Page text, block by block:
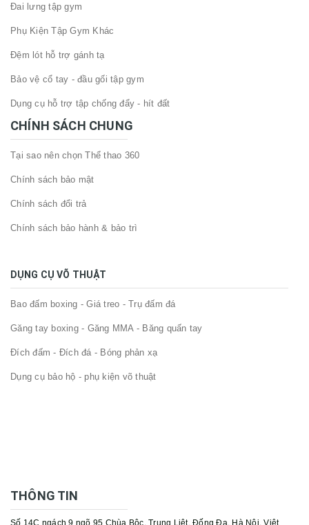
Đai lưng tập gym
Phụ Kiện Tập Gym Khác
Đệm lót hỗ trợ gánh tạ
Bảo vệ cổ tay - đầu gối tập gym
Dụng cụ hỗ trợ tập chống đẩy - hít đất
CHÍNH SÁCH CHUNG
Tại sao nên chọn Thể thao 360
Chính sách bảo mật
Chính sách đổi trả
Chính sách bảo hành & bảo trì
DỤNG CỤ VÕ THUẬT
Bao đấm boxing - Giá treo - Trụ đấm đá
Găng tay boxing - Găng MMA - Băng quấn tay
Đích đấm - Đích đá - Bóng phản xạ
Dụng cụ bảo hộ - phụ kiện võ thuật
THÔNG TIN
Số 14C ngách 9 ngõ 95 Chùa Bộc, Trung Liệt, Đống Đa, Hà Nội, Việt